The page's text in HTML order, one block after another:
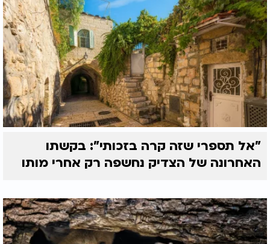
"אל תספרי שזה קרה בזכותי": בקשתו
האחרונה של הצדיק נחשפה רק אחרי מותו